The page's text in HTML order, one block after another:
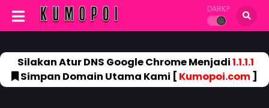
DARK?
Silakan Atur DNS Google Chrome Menjadi1.1.1.1
Simpan Domain Utama Kami [ Kumopoi.com]